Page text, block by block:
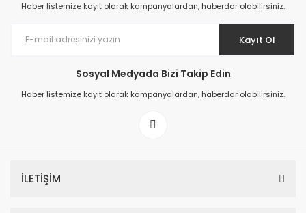
Prime ArtDECO Duvar Kağıdı Tutkalı 500 gr
149,00 TL
Haber listemize kayıt olarak kampanyalardan, haberdar olabilirsiniz.
Kayıt Ol
Sosyal Medyada Bizi Takip Edin
Haber listemize kayıt olarak kampanyalardan, haberdar olabilirsiniz.
İLETİŞİM